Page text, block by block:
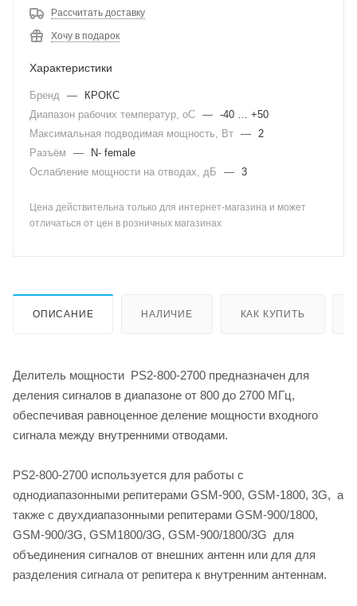
Рассчитать доставку
Хочу в подарок
Характеристики
Бренд —
КРОКС
Диапазон рабочих температур, оС — -40 … +50
Максимальная подводимая мощность, Вт — 2
Разъём
—
N- female
Ослабление мощности на отводах, дБ
— 3
Цена действительна только для интернет-магазина и может
отличаться от цен в розничных магазинах
ОПИСАНИЕ НАЛИЧИЕ КАК КУПИТЬ
Делитель мощности PS2-800-2700 предназначен для
деления сигналов в диапазоне от 800 до 2700 МГц,
обеспечивая равноценное деление мощности входного
сигнала между внутренними отводами.
PS2-800-2700 используется для работы с
однодиапазонными репитерами GSM-900, GSM-1800, 3G, а
также с двухдиапазонными репитерами GSM-900/1800,
GSM-900/3G, GSM1800/3G, GSM-900/1800/3G для
объединения сигналов от внешних антенн или для для
разделения сигнала от репитера к внутренним антеннам.